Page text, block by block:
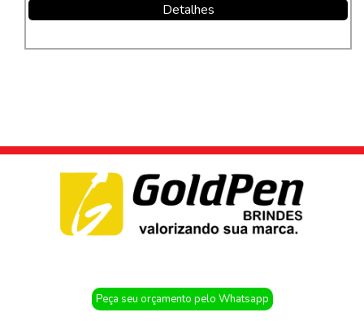
Detalhes
Peça seu orçamento pelo Whatsapp